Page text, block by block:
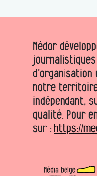
Médor
notre
indépendant,
qualité. Pour
sur : https://